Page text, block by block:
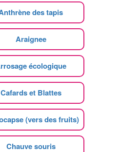
des tapis
Araignee
écologique
Cafards et Blattes
(vers des fruits)
Chauve souris